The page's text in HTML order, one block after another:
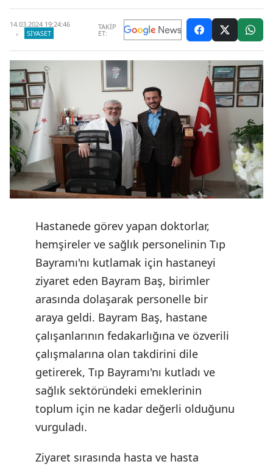
14.03.2024 19:24:46
SIYASET
TAKİP
ET:
Hastanede görev yapan doktorlar,
hemşireler ve sağlık personelinin Tıp
Bayramı'nı kutlamak için hastaneyi
ziyaret eden Bayram Baş, birimler
arasında dolaşarak personelle bir
araya geldi. Bayram Baş, hastane
çalışanlarının fedakarlığına ve özverili
çalışmalarına olan takdirini dile
getirerek, Tıp Bayramı'nı kutladı ve
sağlık sektöründeki emeklerinin
toplum için ne kadar değerli olduğunu
vurguladı.
Ziyaret sırasında hasta ve hasta